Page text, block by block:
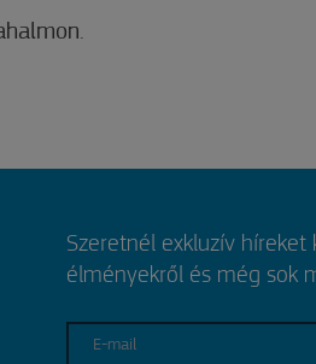
Szeretnél exkluzív
élményekről és még sok